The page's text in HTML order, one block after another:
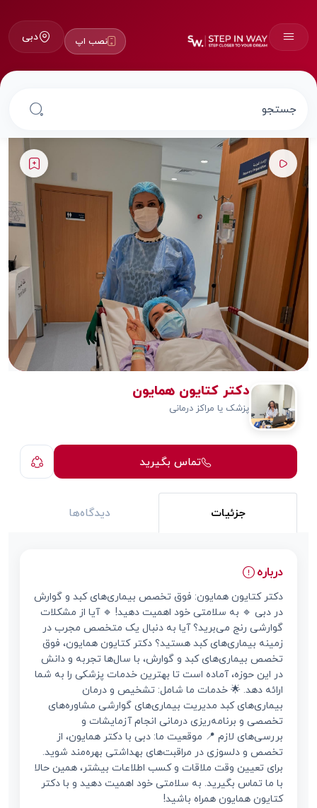
نصب اپ دبی
دکتر کتایون همایون
پزشک یا مراکز درمانی
تماس بگیرید
جزئیات دیدگاه‌ها
درباره
دکتر کتایون همایون: فوق تخصص بیماری‌های کبد و گوارش
در دبی 🔹 به سلامتی خود اهمیت دهید! 🔹 آیا از مشکلات
گوارشی رنج می‌برید؟ آیا به دنبال یک متخصص مجرب در
زمینه بیماری‌های کبد هستید؟ دکتر کتایون همایون، فوق
تخصص بیماری‌های کبد و گوارش، با سال‌ها تجربه و دانش
در این حوزه، آماده است تا بهترین خدمات پزشکی را به شما
ارائه دهد. 🌟 خدمات ما شامل: تشخیص و درمان
بیماری‌های کبد مدیریت بیماری‌های گوارشی مشاوره‌های
تخصصی و برنامه‌ریزی درمانی انجام آزمایشات و
بررسی‌های لازم 📍 موقعیت ما: دبی با دکتر همایون، از
تخصص و دلسوزی در مراقبت‌های بهداشتی بهره‌مند شوید.
برای تعیین وقت ملاقات و کسب اطلاعات بیشتر، همین حالا
با ما تماس بگیرید. به سلامتی خود اهمیت دهید و با دکتر
کتایون همایون همراه باشید!